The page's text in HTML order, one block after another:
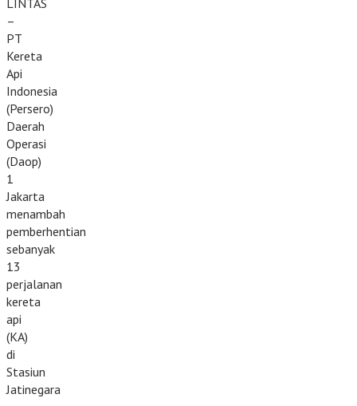
LINTAS
–
PT
Kereta
Api
Indonesia
(Persero)
Daerah
Operasi
(Daop)
1
Jakarta
menambah
pemberhentian
sebanyak
13
perjalanan
kereta
api
(KA)
di
Stasiun
Jatinegara